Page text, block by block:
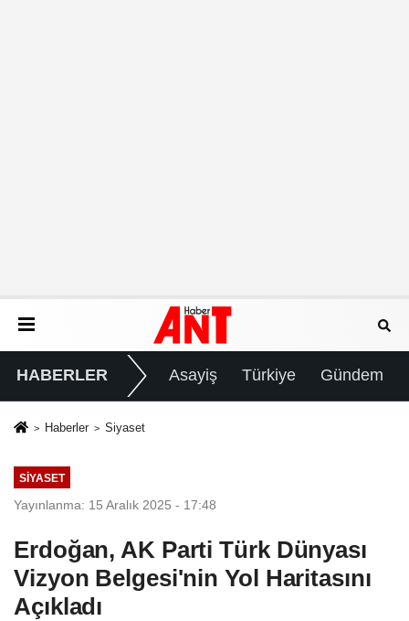
HABERLER Asayiş Türkiye Gündem
Haberler Siyaset
SIYASET
Yayınlanma: 15 Aralık 2025 - 17:48
Erdoğan, AK Parti Türk Dünyası
Vizyon Belgesi'nin Yol Haritasını
Açıkladı